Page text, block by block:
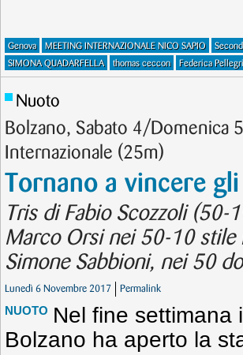
Genova MEETING INTERNAZIONALE NICO SAPIO
SIMONA QUADARFELLA
thomas ceccon Federica
Nuoto
Bolzano, Sabato 4/Domenica
Internazionale (25m)
Tornano a vincere
Tris di Fabio Scozzoli
Marco Orsi nei 50-10 stile
Simone Sabbioni, nei 50
Lunedì 6 Novembre 2017 Permalink
NUOTO Nel fine settimana
Bolzano ha aperto la